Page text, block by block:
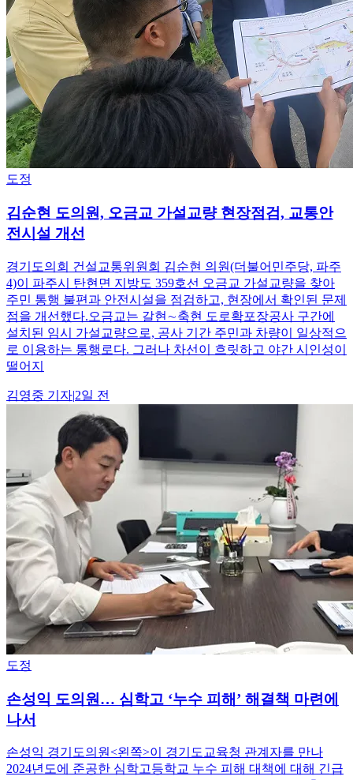
도정
김순현 도의원, 오금교 가설교량 현장점검, 교통안
전시설 개선
경기도의회 건설교통위원회 김순현 의원(더불어민주당, 파주
4)이 파주시 탄현면 지방도 359호선 오금교 가설교량을 찾아
주민 통행 불편과 안전시설을 점검하고, 현장에서 확인된 문제
점을 개선했다.오금교는 갈현∼축현 도로확포장공사 구간에
설치된 임시 가설교량으로, 공사 기간 주민과 차량이 일상적으
로 이용하는 통행로다. 그러나 차선이 흐릿하고 야간 시인성이
떨어지
김영중 기자|2일 전
도정
손성익 도의원… 심학고 ‘누수 피해’ 해결책 마련에
나서
손성익 경기도의원<왼쪽>이 경기도교육청 관계자를 만나
2024년도에 준공한 심학고등학교 누수 피해 대책에 대해 긴급